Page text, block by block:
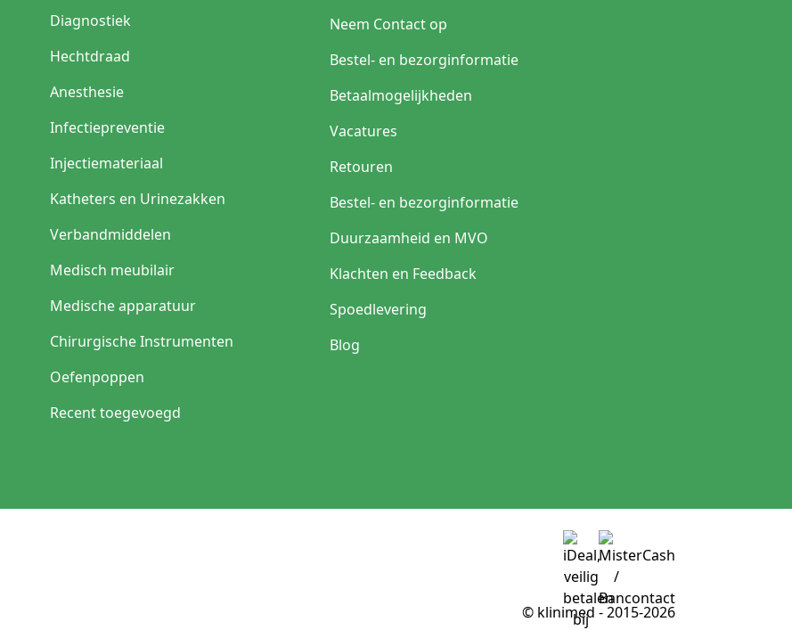
Diagnostiek
Hechtdraad
Anesthesie
Infectiepreventie
Injectiemateriaal
Katheters en Urinezakken
Verbandmiddelen
Medisch meubilair
Medische apparatuur
Chirurgische Instrumenten
Oefenpoppen
Recent toegevoegd
Neem Contact op
Bestel- en bezorginformatie
Betaalmogelijkheden
Vacatures
Retouren
Bestel- en bezorginformatie
Duurzaamheid en MVO
Klachten en Feedback
Spoedlevering
Blog
© klinimed - 2015-2026